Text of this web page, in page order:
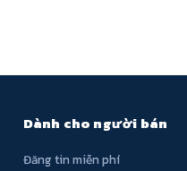
Dành cho người bán
Đăng tin miễn phí